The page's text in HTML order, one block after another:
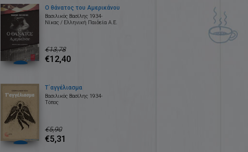
Ο θάνατος του Αμερικάνου
Βασιλικός Βασίλης 1934-
Νίκας / Ελληνική Παιδεία Α.Ε.
€13,78
€12,40
Τ΄αγγέλιασμα
Βασιλικός Βασίλης 1934-
Τόπος
€5,90
€5,31